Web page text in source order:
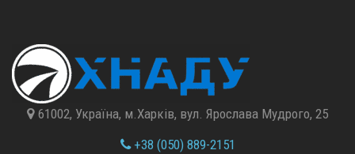
61002, Україна, м.Харків, вул. Ярослава Мудрого, 25
+38 (050) 889-2151